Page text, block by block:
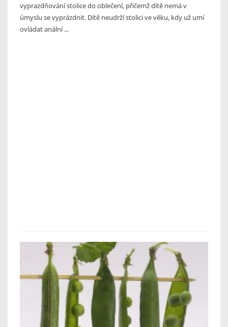
vyprazdňování stolice do oblečení, přičemž dítě nemá v
úmyslu se vyprázdnit. Dítě neudrží stolici ve věku, kdy už umí
ovládat anální ...